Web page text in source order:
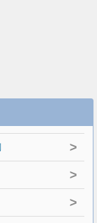
>
>
>